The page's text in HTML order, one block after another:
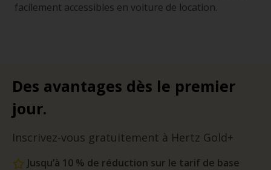
facilement accessibles en voiture de location.
Des avantages dès le premier
jour.
Inscrivez-vous gratuitement à Hertz Gold+
Jusqu’à 10 % de réduction sur le tarif de base